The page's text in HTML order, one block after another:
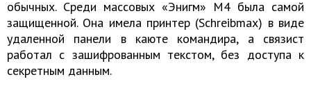
обычных. Среди массовых «Энигм» М4 была самой
защищенной. Она имела принтер (Schreibmax) в виде
удаленной панели в каюте командира, а связист
работал с зашифрованным текстом, без доступа к
секретным данным.